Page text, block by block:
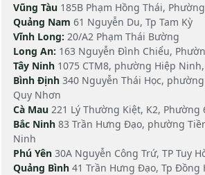
Vũng Tàu 185B Phạm Hồng Thái,
Quảng Nam 61 Nguyễn Du, Tp Tam Kỳ
Vĩnh Long: 20/A2 Phạm Thái Bường
Long An: 163 Nguyễn Đình Chiểu,
Tây Ninh 1075 CTM8, phường Hiệp
Bình Định 340 Nguyễn Thái Học,
Quy Nhơn
Cà Mau 221 Lý Thường Kiệt, K2, Phường
Bắc Ninh 83 Trần Hưng Đạo, phường
Ninh
Phú Yên 30A Nguyễn Công Trứ, TP Tuy
Quảng Bình 41 Trần Hưng Đạo, Tp Đồng